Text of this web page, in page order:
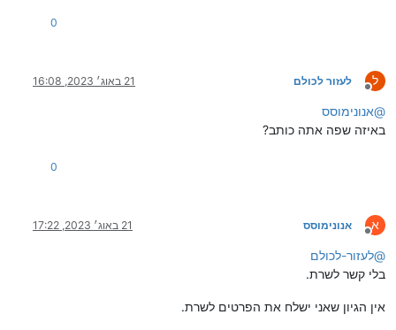
0
ל
מנותק
לעזור לכולם 21 באוג׳ 2023, 16:08
@אנונימוסס
באיזה שפה אתה כותב?
0
א
מנותק
אנונימוסס 21 באוג׳ 2023, 17:22
@לעזור-לכולם
בלי קשר לשרת.
אין הגיון שאני ישלח את הפרטים לשרת.